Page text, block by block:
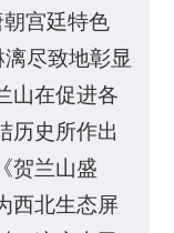
朝宫廷特色
漓尽致地彰显
山在促进各
历史所作出
贺兰山盛
西北生态屏